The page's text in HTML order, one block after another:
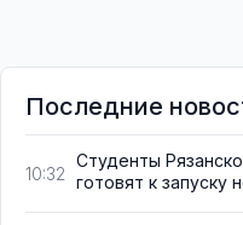
Последние
10:32
Студенты
готовят к запуску